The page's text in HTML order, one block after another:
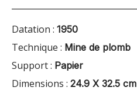
Datation : 1950
Technique : Mine de plomb
Support : Papier
Dimensions : 24.9 X 32.5 cm